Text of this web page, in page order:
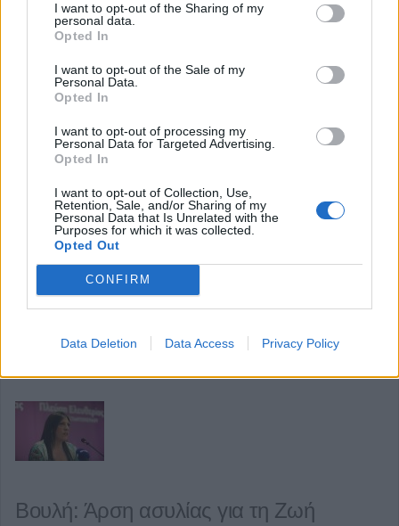
I want to opt-out of the Sharing of my
personal data.
Opted In
I want to opt-out of the Sale of my
Personal Data.
Opted In
I want to opt-out of processing my
Personal Data for Targeted Advertising.
Opted In
I want to opt-out of Collection, Use,
Retention, Sale, and/or Sharing of my
Personal Data that Is Unrelated with the
Purposes for which it was collected.
Opted Out
CONFIRM
Data Deletion Data Access Privacy Policy
Σέρρες: Νεκρός 69χρονος μετά από
Τη ζωή του έχασε 69χρονος, όταν το τρακτέρ που
οδηγούσε ανετράπη, στην περιοχή του Στρυμονικού
29 Ιουλίου 2026, 11:34
Βουλή: Άρση ασυλίας για τη Ζωή